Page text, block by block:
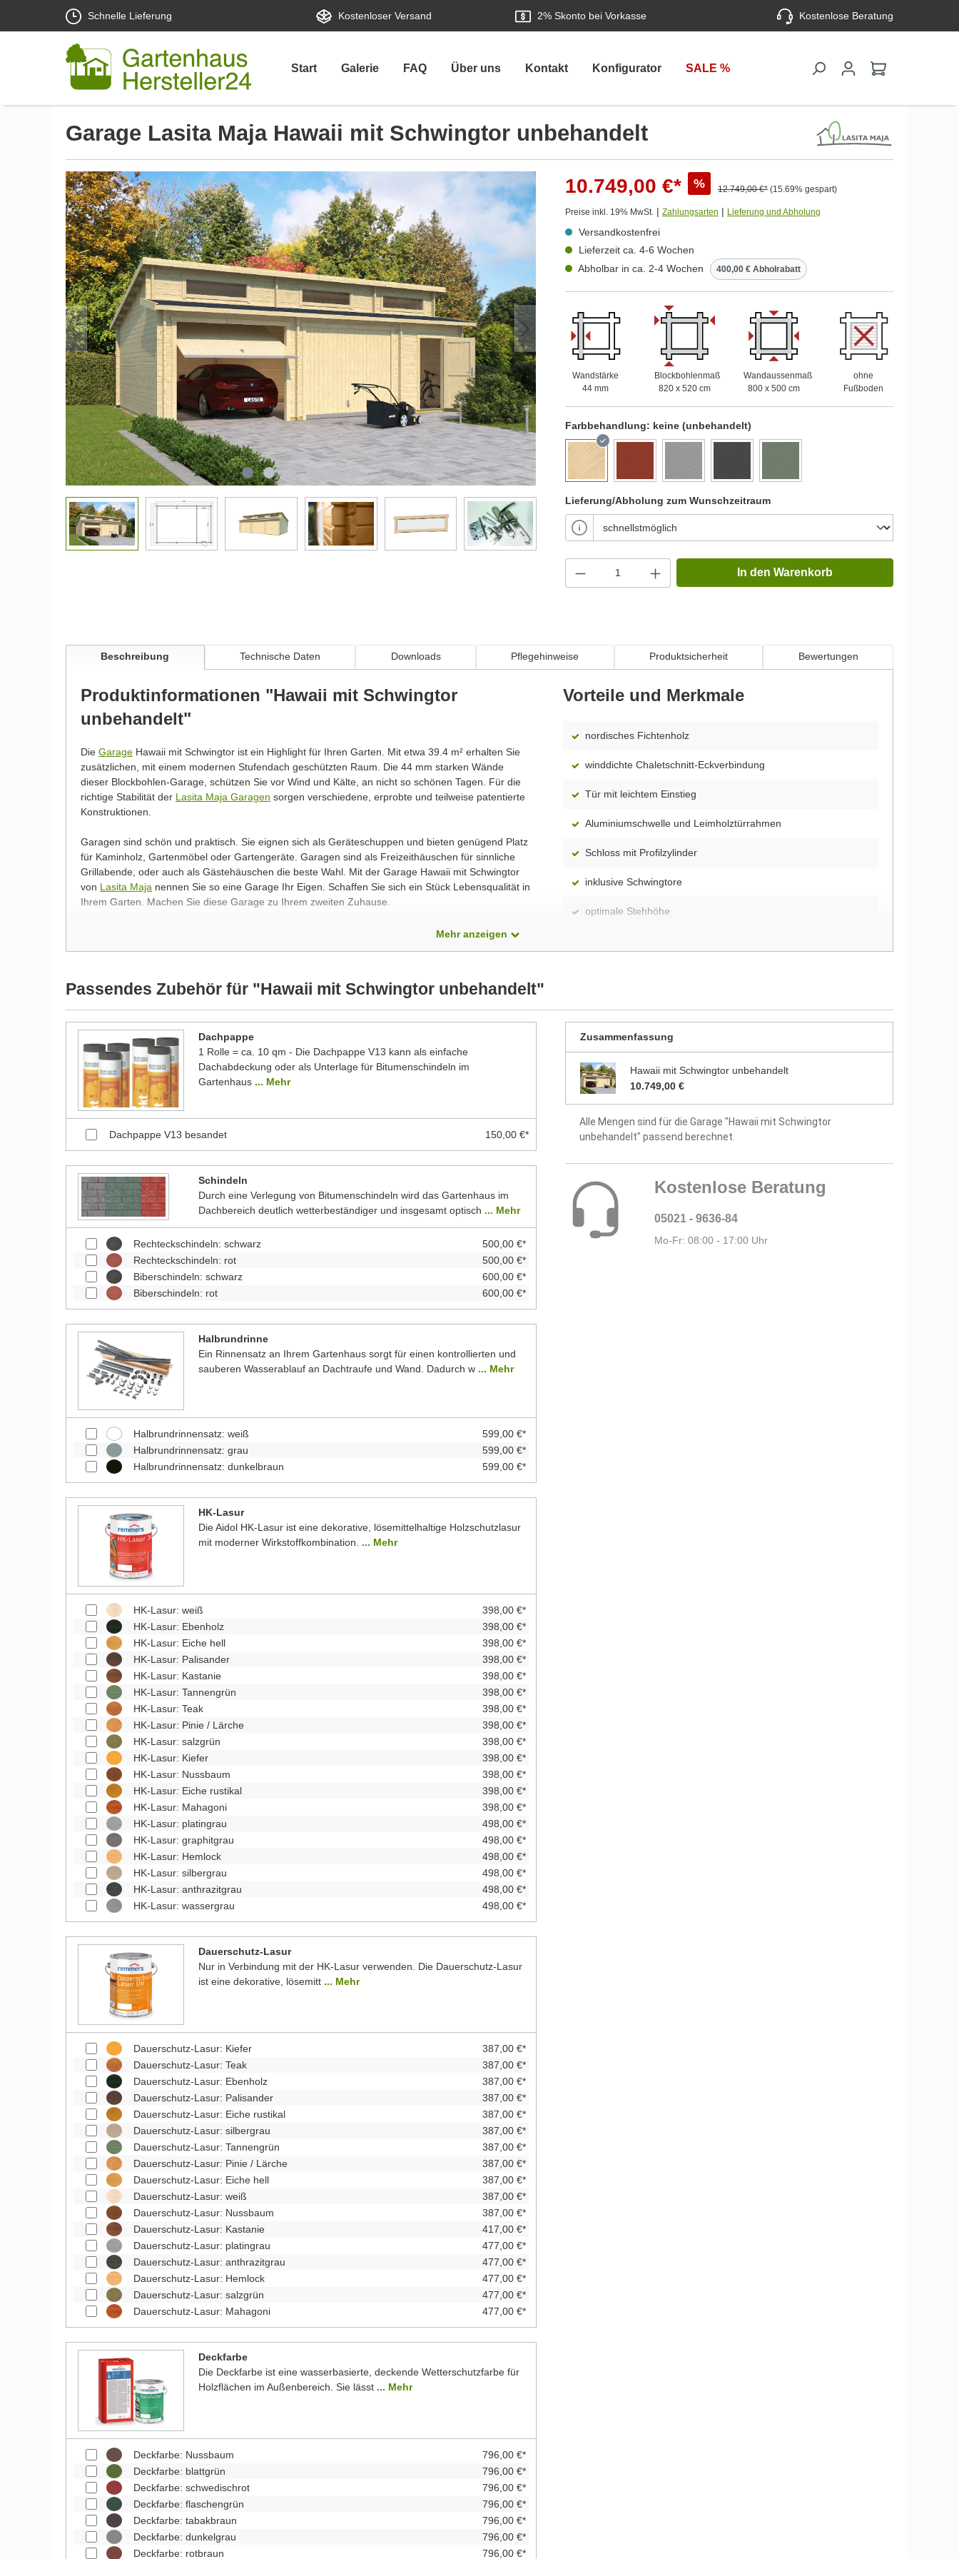
Schnelle Lieferung Kostenloser Versand 2% Skonto bei Vorkasse Kostenlose Beratung
Start Galerie FAQ Über uns Kontakt Konfigurator SALE %
Garage Lasita Maja Hawaii mit Schwingtor unbehandelt
10.749,00 €* % 12.749,00 €* (15.69% gespart)
Preise inkl. 19% MwSt. | Zahlungsarten | Lieferung und Abholung
Versandkostenfrei
Lieferzeit ca. 4-6 Wochen
Abholbar in ca. 2-4 Wochen
400,00 € Abholrabatt
Wandstärke
44 mm
Blockbohlenmaß
820 x 520 cm
Wandaussenmaß
800 x 500 cm
ohne
Fußboden
Farbbehandlung: keine (unbehandelt)
Lieferung/Abholung zum Wunschzeitraum
In den Warenkorb
Beschreibung Technische Daten Downloads Pflegehinweise Produktsicherheit Bewertungen
Produktinformationen "Hawaii mit Schwingtor
unbehandelt"
Die Garage Hawaii mit Schwingtor ist ein Highlight für Ihren Garten. Mit etwa 39.4 m² erhalten Sie
zusätzlichen, mit einem modernen Stufendach geschützten Raum. Die 44 mm starken Wände
dieser Blockbohlen-Garage, schützen Sie vor Wind und Kälte, an nicht so schönen Tagen. Für die
richtige Stabilität der Lasita Maja Garagen sorgen verschiedene, erprobte und teilweise patentierte
Konstruktionen.
Garagen sind schön und praktisch. Sie eignen sich als Geräteschuppen und bieten genügend Platz
für Kaminholz, Gartenmöbel oder Gartengeräte. Garagen sind als Freizeithäuschen für sinnliche
Grillabende, oder auch als Gästehäuschen die beste Wahl. Mit der Garage Hawaii mit Schwingtor
von Lasita Maja nennen Sie so eine Garage Ihr Eigen. Schaffen Sie sich ein Stück Lebensqualität in
Ihrem Garten. Machen Sie diese Garage zu Ihrem zweiten Zuhause.
Wir möchten Sie an dieser Stelle darauf hinweisen, dass alle Produkte ständig weiterentwickelt
Vorteile und Merkmale
nordisches Fichtenholz
winddichte Chaletschnitt-Eckverbindung
Tür mit leichtem Einstieg
Aluminiumschwelle und Leimholztürrahmen
Schloss mit Profilzylinder
inklusive Schwingtore
optimale Stehhöhe
enthalten
5 Jahre Herstellergarantie
Mehr anzeigen
Passendes Zubehör für "Hawaii mit Schwingtor unbehandelt"
Dachpappe
1 Rolle = ca. 10 qm - Die Dachpappe V13 kann als einfache
Dachabdeckung oder als Unterlage für Bitumenschindeln im
Gartenhaus ... Mehr
Dachpappe V13 besandet 150,00 €*
Schindeln
Durch eine Verlegung von Bitumenschindeln wird das Gartenhaus im
Dachbereich deutlich wetterbeständiger und insgesamt optisch ... Mehr
Rechteckschindeln: schwarz
500,00 €*
Rechteckschindeln: rot
500,00 €*
Biberschindeln: schwarz
600,00 €*
Biberschindeln: rot
600,00 €*
Halbrundrinne
Ein Rinnensatz an Ihrem Gartenhaus sorgt für einen kontrollierten und
sauberen Wasserablauf an Dachtraufe und Wand. Dadurch w ... Mehr
Halbrundrinnensatz: weiß
599,00 €*
Halbrundrinnensatz: grau
599,00 €*
Halbrundrinnensatz: dunkelbraun
599,00 €*
HK-Lasur
Die Aidol HK-Lasur ist eine dekorative, lösemittelhaltige Holzschutzlasur
mit moderner Wirkstoffkombination. ... Mehr
HK-Lasur: weiß
398,00 €*
HK-Lasur: Ebenholz
398,00 €*
HK-Lasur: Eiche hell
398,00 €*
HK-Lasur: Palisander
398,00 €*
HK-Lasur: Kastanie
398,00 €*
HK-Lasur: Tannengrün
398,00 €*
HK-Lasur: Teak
398,00 €*
HK-Lasur: Pinie / Lärche
398,00 €*
HK-Lasur: salzgrün
398,00 €*
HK-Lasur: Kiefer
398,00 €*
HK-Lasur: Nussbaum
398,00 €*
HK-Lasur: Eiche rustikal
398,00 €*
HK-Lasur: Mahagoni
398,00 €*
HK-Lasur: platingrau
498,00 €*
HK-Lasur: graphitgrau
498,00 €*
HK-Lasur: Hemlock
498,00 €*
HK-Lasur: silbergrau
498,00 €*
HK-Lasur: anthrazitgrau
498,00 €*
HK-Lasur: wassergrau
498,00 €*
Dauerschutz-Lasur
Nur in Verbindung mit der HK-Lasur verwenden. Die Dauerschutz-Lasur
ist eine dekorative, lösemitt ... Mehr
Dauerschutz-Lasur: Kiefer
387,00 €*
Dauerschutz-Lasur: Teak
387,00 €*
Dauerschutz-Lasur: Ebenholz
387,00 €*
Dauerschutz-Lasur: Palisander
387,00 €*
Dauerschutz-Lasur: Eiche rustikal
387,00 €*
Dauerschutz-Lasur: silbergrau
387,00 €*
Dauerschutz-Lasur: Tannengrün
387,00 €*
Dauerschutz-Lasur: Pinie / Lärche
387,00 €*
Dauerschutz-Lasur: Eiche hell
387,00 €*
Dauerschutz-Lasur: weiß
387,00 €*
Dauerschutz-Lasur: Nussbaum
387,00 €*
Dauerschutz-Lasur: Kastanie
417,00 €*
Dauerschutz-Lasur: platingrau
477,00 €*
Dauerschutz-Lasur: anthrazitgrau
477,00 €*
Dauerschutz-Lasur: Hemlock
477,00 €*
Dauerschutz-Lasur: salzgrün
477,00 €*
Dauerschutz-Lasur: Mahagoni
477,00 €*
Deckfarbe
Die Deckfarbe ist eine wasserbasierte, deckende Wetterschutzfarbe für
Holzflächen im Außenbereich. Sie lässt ... Mehr
Deckfarbe: Nussbaum
796,00 €*
Deckfarbe: blattgrün
796,00 €*
Deckfarbe: schwedischrot
796,00 €*
Deckfarbe: flaschengrün
796,00 €*
Deckfarbe: tabakbraun
796,00 €*
Deckfarbe: dunkelgrau
796,00 €*
Deckfarbe: rotbraun
796,00 €*
Zusammenfassung
Hawaii mit Schwingtor unbehandelt
10.749,00 €
Alle Mengen sind für die Garage "Hawaii mit Schwingtor
unbehandelt" passend berechnet.
Kostenlose Beratung
05021 - 9636-84
Mo-Fr: 08:00 - 17:00 Uhr